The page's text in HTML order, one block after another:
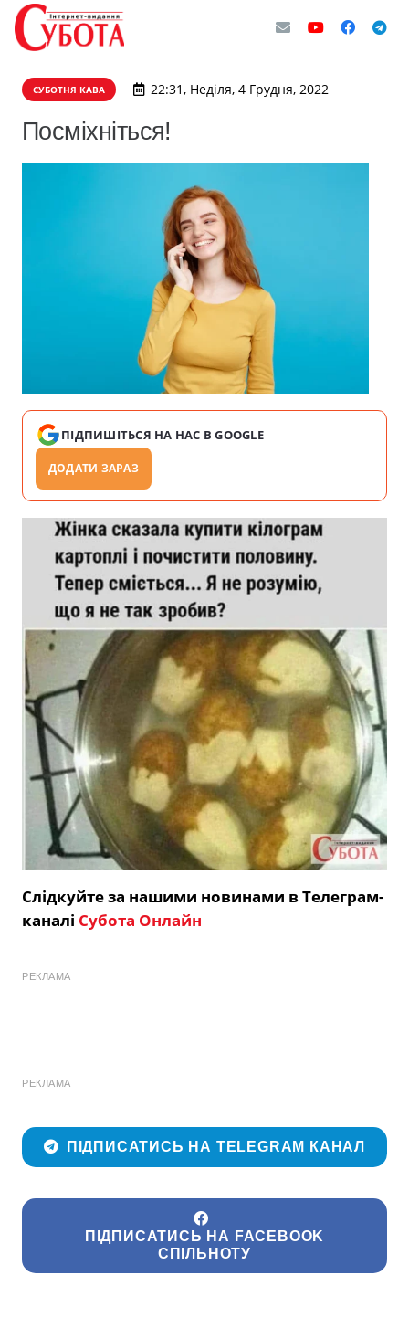
СУБОТНЯ КАВА 22:31, Неділя, 4 Грудня, 2022
Посміхніться!
ПІДПИШІТЬСЯ НА НАС В GOOGLE
ДОДАТИ ЗАРАЗ
Слідкуйте за нашими новинами в Телеграм-
каналі Субота Онлайн
РЕКЛАМА
РЕКЛАМА
ПІДПИСАТИСЬ НА TELEGRAM КАНАЛ
ПІДПИСАТИСЬ НА FACEBOOK
СПІЛЬНОТУ